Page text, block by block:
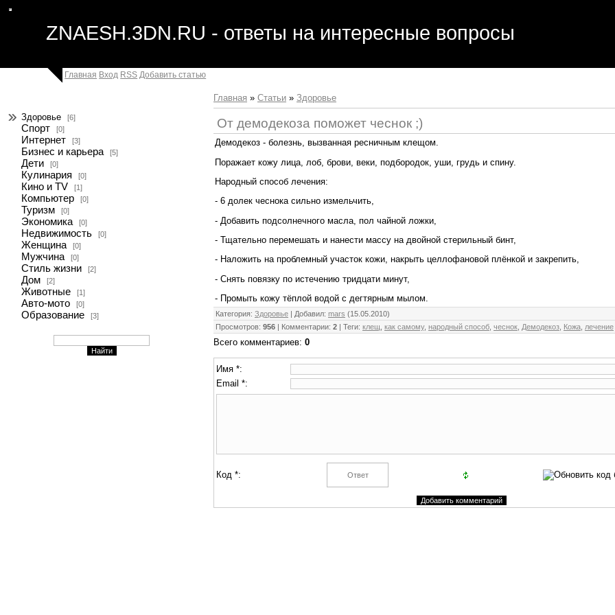
ZNAESH.3DN.RU - ответы на интересные вопросы
Главная Вход RSS Добавить статью
Здоровье [6]
Спорт [0]
Интернет [3]
Бизнес и карьера [5]
Дети [0]
Кулинария [0]
Кино и TV [1]
Компьютер [0]
Туризм [0]
Экономика [0]
Недвижимость [0]
Женщина [0]
Мужчина [0]
Стиль жизни [2]
Дом [2]
Животные [1]
Авто-мото [0]
Образование [3]
Главная » Статьи » Здоровье
От демодекоза поможет чеснок ;)
Демодекоз - болезнь, вызванная ресничным клещом.
Поражает кожу лица, лоб, брови, веки, подбородок, уши, грудь и спину.
Народный способ лечения:
- 6 долек чеснока сильно измельчить,
- Добавить подсолнечного масла, пол чайной ложки,
- Тщательно перемешать и нанести массу на двойной стерильный бинт,
- Наложить на проблемный участок кожи, накрыть целлофановой плёнкой и закрепить,
- Снять повязку по истечению тридцати минут,
- Промыть кожу тёплой водой с дегтярным мылом.
Категория: Здоровье Добавил: mars (15.05.2010)
Просмотров: 956 Комментарии: 2 Теги: клещ как самому, народный способ чеснок Демодекоз Кожа лечение
Всего комментариев: 0
Имя *:
Email *:
Код *: